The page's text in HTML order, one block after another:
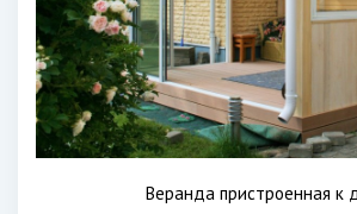
Веранда пристроенная к